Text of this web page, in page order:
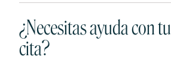
¿Necesitas ayuda con tu
cita?